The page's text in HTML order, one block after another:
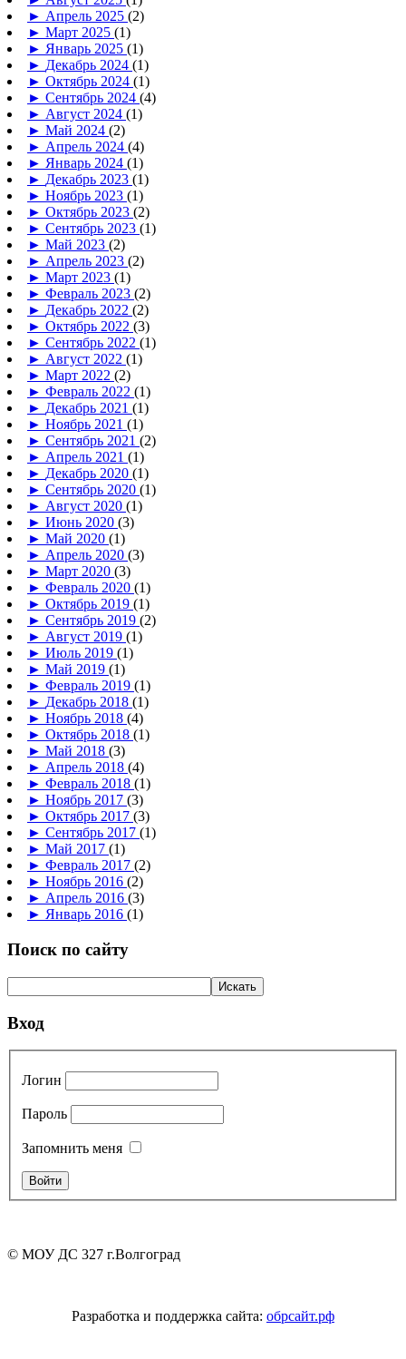
► Апрель 2025 (2)
► Март 2025 (1)
► Январь 2025 (1)
► Декабрь 2024 (1)
► Октябрь 2024 (1)
► Сентябрь 2024 (4)
► Август 2024 (1)
► Май 2024 (2)
► Апрель 2024 (4)
► Январь 2024 (1)
► Декабрь 2023 (1)
► Ноябрь 2023 (1)
► Октябрь 2023 (2)
► Сентябрь 2023 (1)
► Май 2023 (2)
► Апрель 2023 (2)
► Март 2023 (1)
► Февраль 2023 (2)
► Декабрь 2022 (2)
► Октябрь 2022 (3)
► Сентябрь 2022 (1)
► Август 2022 (1)
► Март 2022 (2)
► Февраль 2022 (1)
► Декабрь 2021 (1)
► Ноябрь 2021 (1)
► Сентябрь 2021 (2)
► Апрель 2021 (1)
► Декабрь 2020 (1)
► Сентябрь 2020 (1)
► Август 2020 (1)
► Июнь 2020 (3)
► Май 2020 (1)
► Апрель 2020 (3)
► Март 2020 (3)
► Февраль 2020 (1)
► Октябрь 2019 (1)
► Сентябрь 2019 (2)
► Август 2019 (1)
► Июль 2019 (1)
► Май 2019 (1)
► Февраль 2019 (1)
► Декабрь 2018 (1)
► Ноябрь 2018 (4)
► Октябрь 2018 (1)
► Май 2018 (3)
► Апрель 2018 (4)
► Февраль 2018 (1)
► Ноябрь 2017 (3)
► Октябрь 2017 (3)
► Сентябрь 2017 (1)
► Май 2017 (1)
► Февраль 2017 (2)
► Ноябрь 2016 (2)
► Апрель 2016 (3)
► Январь 2016 (1)
Поиск по сайту
Вход
Логин
Пароль
Запомнить меня
© МОУ ДС 327 г.Волгоград
Разработка и поддержка сайта: обрсайт.рф